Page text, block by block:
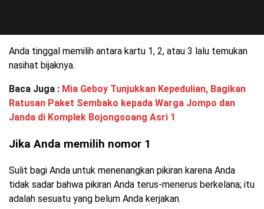
Anda tinggal memilih antara kartu 1, 2, atau 3 lalu temukan
nasihat bijaknya.
Baca Juga : Mia Geboy Tunjukkan Kepedulian, Bagikan
Ratusan Paket Sembako kepada Warga Jompo dan
Janda di Komplek Bojongsoang Asri 1
Jika Anda memilih nomor 1
Sulit bagi Anda untuk menenangkan pikiran karena Anda
tidak sadar bahwa pikiran Anda terus-menerus berkelana; itu
adalah sesuatu yang belum Anda kerjakan.